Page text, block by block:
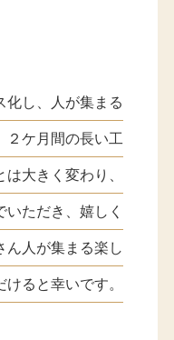
化し、人が集まる
２ケ月間の長い工
大きく変わり、
ただき、嬉しく
ん人が集まる楽し
ると幸いです。